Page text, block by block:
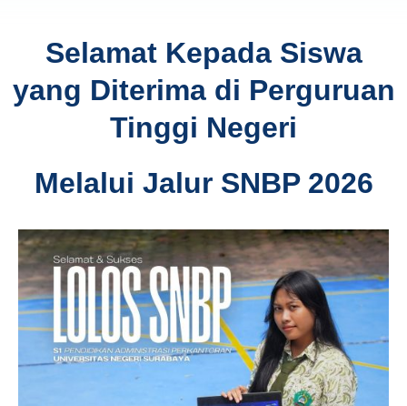
Selamat Kepada Siswa
yang Diterima di Perguruan
Tinggi Negeri
Melalui Jalur SNBP 2026